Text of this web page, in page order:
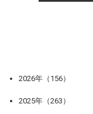
2026年（156）
2025年（263）